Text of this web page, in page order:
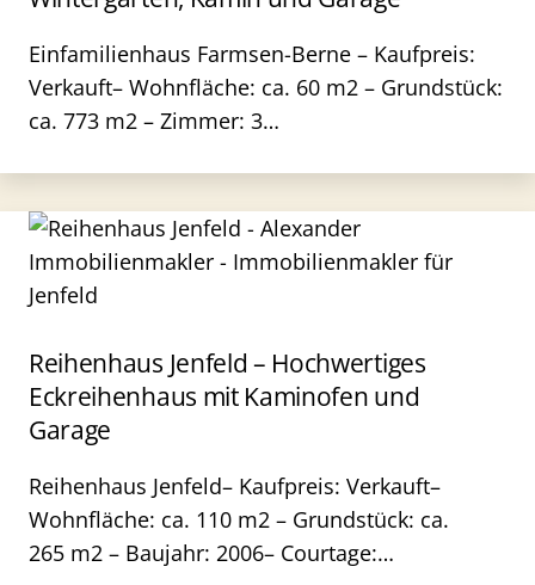
Einfamilienhaus Farmsen-Berne – Kaufpreis:
Verkauft– Wohnfläche: ca. 60 m2 – Grundstück:
ca. 773 m2 – Zimmer: 3…
Reihenhaus Jenfeld – Hochwertiges
Eckreihenhaus mit Kaminofen und
Garage
Reihenhaus Jenfeld– Kaufpreis: Verkauft–
Wohnfläche: ca. 110 m2 – Grundstück: ca.
265 m2 – Baujahr: 2006– Courtage:…